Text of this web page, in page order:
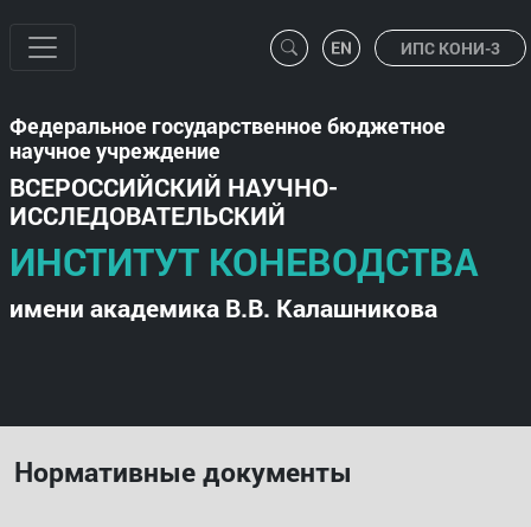
ИПС КОНИ-3
Федеральное государственное бюджетное
научное учреждение
ВСЕРОССИЙСКИЙ НАУЧНО-
ИССЛЕДОВАТЕЛЬСКИЙ
ИНСТИТУТ КОНЕВОДСТВА
имени академика В.В. Калашникова
Нормативные документы